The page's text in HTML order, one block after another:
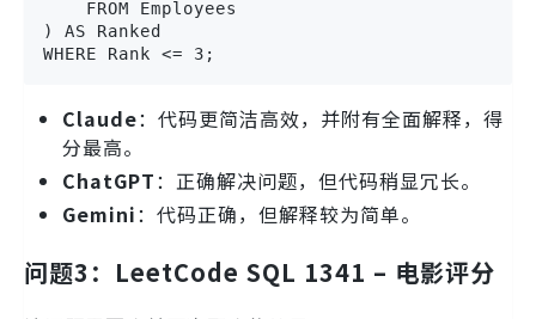
    FROM Employees
) AS Ranked
WHERE Rank <= 3;
Claude：代码更简洁高效，并附有全面解释，得
分最高。
ChatGPT：正确解决问题，但代码稍显冗长。
Gemini：代码正确，但解释较为简单。
问题3：LeetCode SQL 1341 – 电影评分